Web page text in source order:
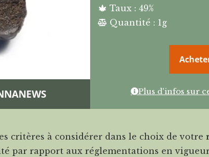
Taux : 49%
Quantité : 1g
Plus d'infos sur
critères à considérer dans le choix de votre
par rapport aux réglementations en